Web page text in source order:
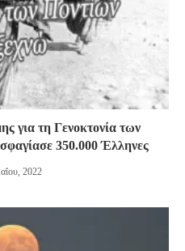
για τη Γενοκτονία των
350.000 Έλληνες
2022